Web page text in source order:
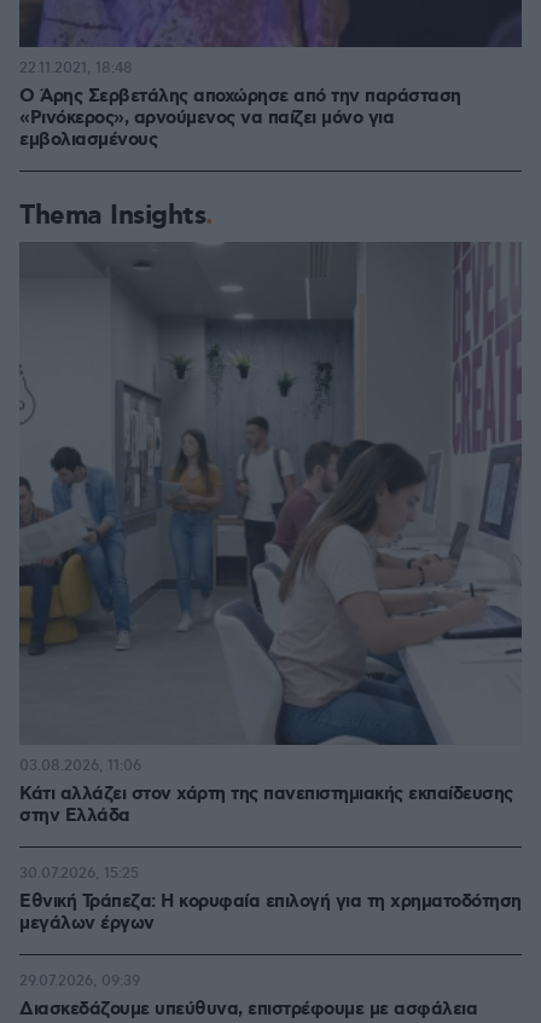
Ο Άρης Σερβετάλης αποχώρησε από την παράσταση
«Ρινόκερος», αρνούμενος να παίζει μόνο για
εμβολιασμένους
22.11.2021, 18:48
Thema Insights
Κάτι αλλάζει στον χάρτη της πανεπιστημιακής εκπαίδευσης
στην Ελλάδα
03.08.2026, 11:06
Εθνική Τράπεζα: Η κορυφαία επιλογή για τη χρηματοδότηση
μεγάλων έργων
30.07.2026, 15:25
Διασκεδάζουμε υπεύθυνα, επιστρέφουμε με ασφάλεια
29.07.2026, 09:39